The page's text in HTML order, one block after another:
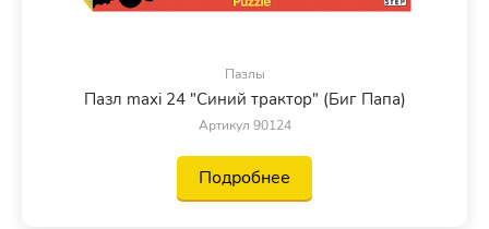
Пазлы
Пазл maxi 24 "Синий трактор" (Биг Папа)
Артикул 90124
Подробнее